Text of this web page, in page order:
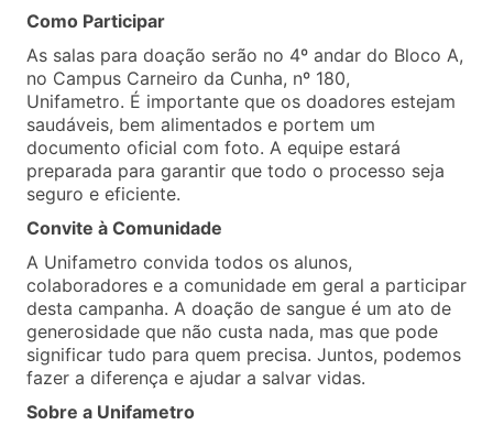
Como Participar
As salas para doação serão no 4º andar do Bloco A,
no Campus Carneiro da Cunha, nº 180,
Unifametro. É importante que os doadores estejam
saudáveis, bem alimentados e portem um
documento oficial com foto. A equipe estará
preparada para garantir que todo o processo seja
seguro e eficiente.
Convite à Comunidade
A Unifametro convida todos os alunos,
colaboradores e a comunidade em geral a participar
desta campanha. A doação de sangue é um ato de
generosidade que não custa nada, mas que pode
significar tudo para quem precisa. Juntos, podemos
fazer a diferença e ajudar a salvar vidas.
Sobre a Unifametro